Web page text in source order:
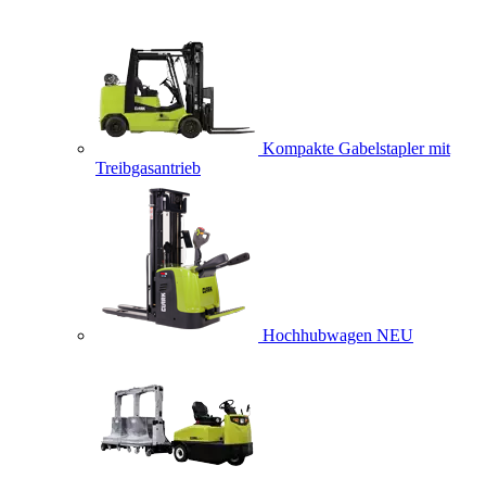
Kompakte Gabelstapler mit
Treibgasantrieb
Hochhubwagen NEU